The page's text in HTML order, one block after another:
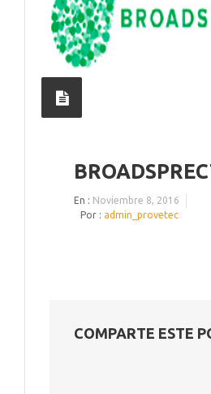
En : Noviembre 8, 2016
Por : admin_provetec
COMPARTE ESTE